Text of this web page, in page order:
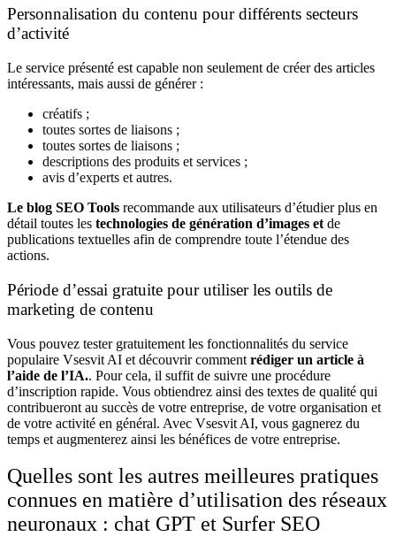
Personnalisation du contenu pour différents secteurs
d’activité
Le service présenté est capable non seulement de créer des articles
intéressants, mais aussi de générer :
créatifs ;
toutes sortes de liaisons ;
toutes sortes de liaisons ;
descriptions des produits et services ;
avis d’experts et autres.
Le blog SEO Tools recommande aux utilisateurs d’étudier plus en
détail toutes les technologies de génération d’images et de
publications textuelles afin de comprendre toute l’étendue des
actions.
Période d’essai gratuite pour utiliser les outils de
marketing de contenu
Vous pouvez tester gratuitement les fonctionnalités du service
populaire Vsesvit AI et découvrir comment rédiger un article à
l’aide de l’IA.. Pour cela, il suffit de suivre une procédure
d’inscription rapide. Vous obtiendrez ainsi des textes de qualité qui
contribueront au succès de votre entreprise, de votre organisation et
de votre activité en général. Avec Vsesvit AI, vous gagnerez du
temps et augmenterez ainsi les bénéfices de votre entreprise.
Quelles sont les autres meilleures pratiques
connues en matière d’utilisation des réseaux
neuronaux : chat GPT et Surfer SEO